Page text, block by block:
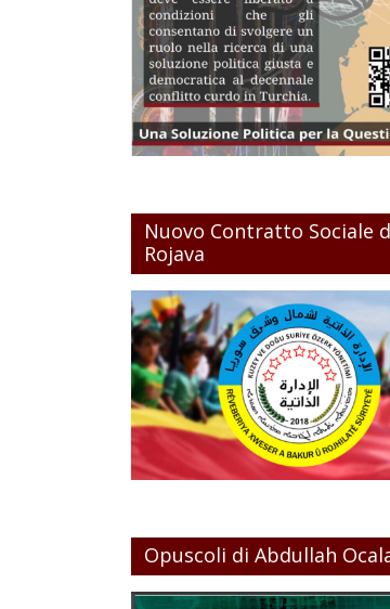
Nuovo Contratto Sociale
Rojava
Opuscoli di Abdullah